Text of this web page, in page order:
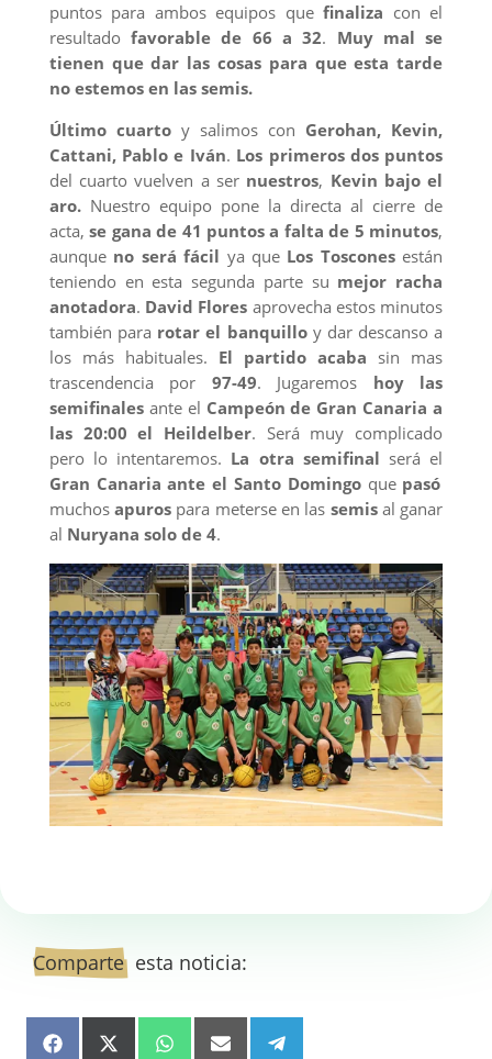
puntos para ambos equipos quefinaliza con el
resultadofavorable de 66 a 32. Muy mal se
tienen que dar las cosas para que esta tarde
no estemos en las semis.
Último cuartoy salimos con Gerohan, Kevin,
Cattani, Pablo e Iván. Los primeros dos puntos
del cuarto vuelven a ser nuestros, Kevin bajo el
aro.Nuestro equipo pone la directa al cierre de
acta,se gana de 41 puntos a falta de 5 minutos,
aunque no será fácil ya que Los Tosconesestán
teniendo en esta segunda parte su mejor racha
anotadora. David Flores aprovecha estos minutos
también para rotar el banquilloy dar descanso a
los más habituales. El partido acaba sin mas
trascendencia por 97-49. Jugaremos hoy las
semifinalesante el Campeón de Gran Canaria a
las 20:00 el Heildelber. Será muy complicado
pero lo intentaremos. La otra semifinal será el
Gran Canaria ante el Santo Domingoque pasó
muchosapuros para meterse en las semisal ganar
al Nuryana solo de 4.
Comparte
  esta noticia: